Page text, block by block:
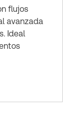
flujos
avanzada
Ideal